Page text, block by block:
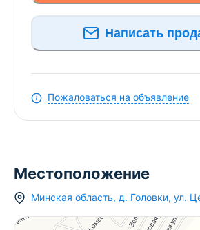
Написать
Пожаловаться на объявление
Местоположение
Минская область, д. Головки, ул.